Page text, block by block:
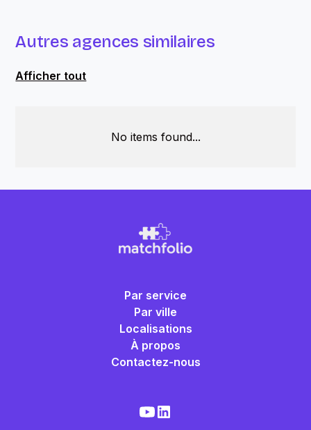
Autres agences similaires
Afficher tout
No items found...
Par service
Par ville
Localisations
À propos
Contactez-nous